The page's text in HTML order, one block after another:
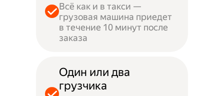
Всё как и в такси —
грузовая машина приедет
в течение 10 минут после
заказа
Один или два
грузчика